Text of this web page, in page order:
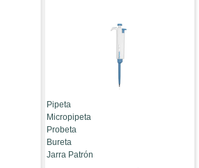
Pipeta
Micropipeta
Probeta
Bureta
Jarra Patrón